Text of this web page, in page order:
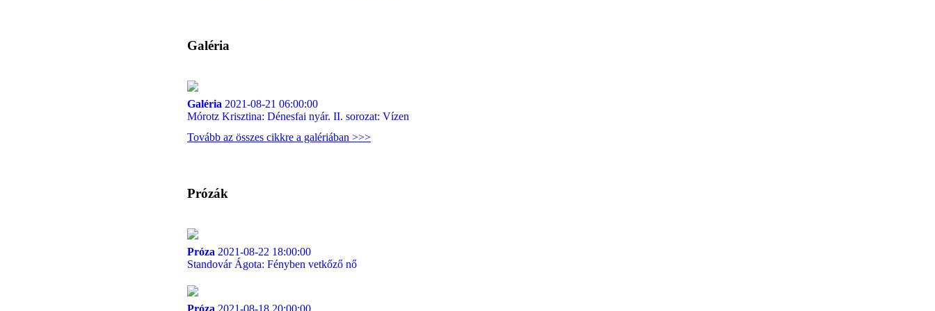
Galéria
Galéria 2021-08-21 06:00:00
Mórotz Krisztina: Dénesfai nyár. II. sorozat: Vízen
Tovább az összes cikkre a galériában >>>
Prózák
Próza 2021-08-22 18:00:00
Standovár Ágota: Fényben vetkőző nő
Próza 2021-08-18 20:00:00